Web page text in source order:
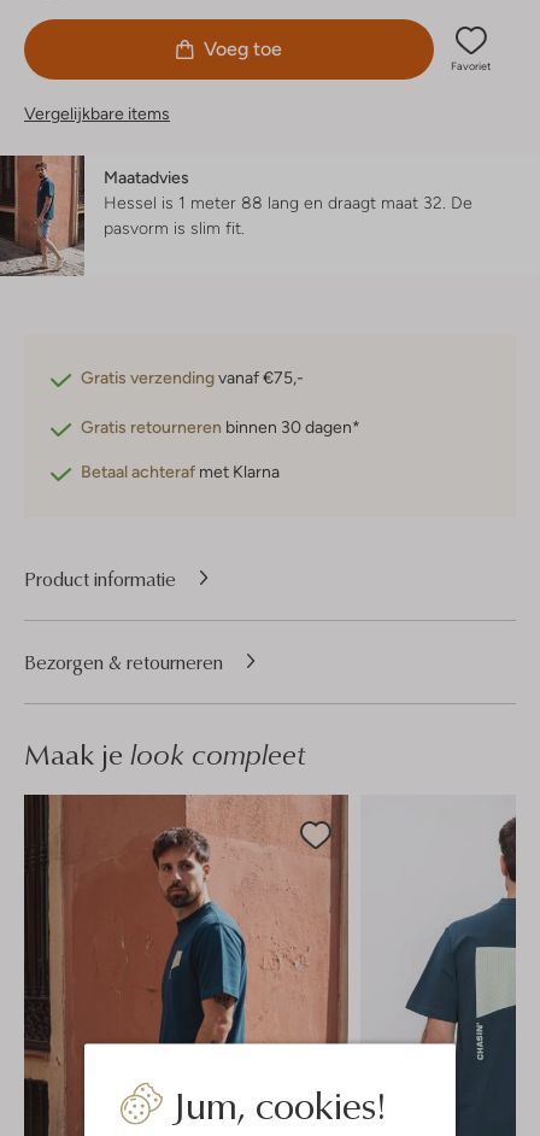
Jum, cookies!
Voeg toe
Favoriet
Vergelijkbare items
Maatadvies
Hessel is 1 meter 88 lang en draagt maat 32. De
pasvorm is slim fit
Gratis verzendingvanaf €75,-
Gratis retourneren binnen 30 dagen*
Betaal achteraf met Klarna
Product informatie
Bezorgen & retourneren
Maak je look compleet